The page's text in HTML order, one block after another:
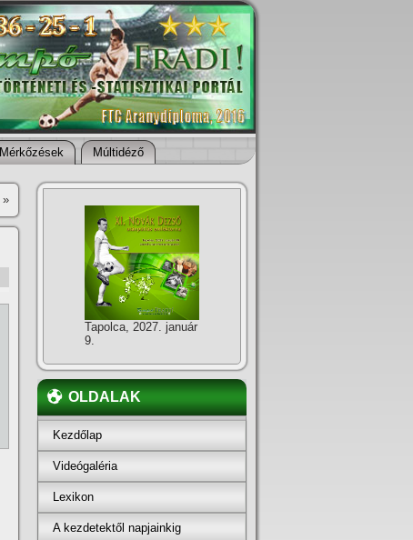
Mérkőzések Múltidéző
»
Tapolca, 2027. január
9.
OLDALAK
Kezdőlap
Videógaléria
Lexikon
A kezdetektől napjainkig